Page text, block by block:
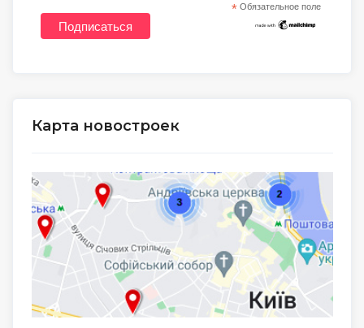
* Обязательное поле
Карта новостроек